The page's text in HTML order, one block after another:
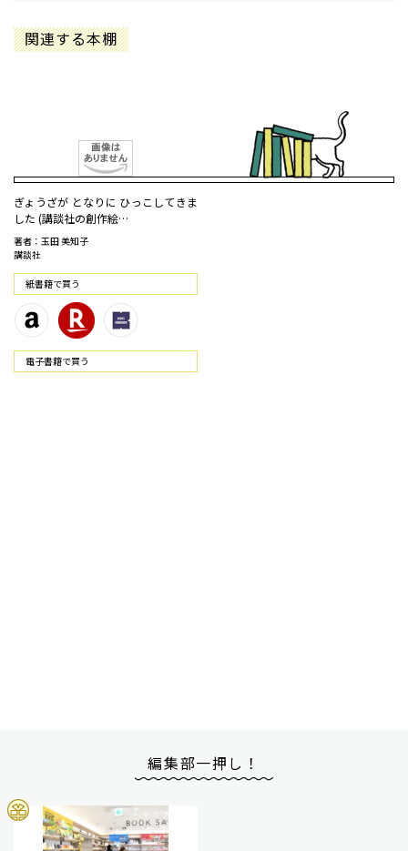
関連する本棚
ぎょうざが となりに ひっこしてきま
した (講談社の創作絵…
著者：玉田 美知子
講談社
紙書籍で買う
電⼦書籍で買う
編集部一押し！